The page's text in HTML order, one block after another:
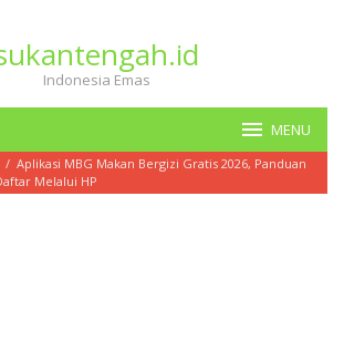
Indonesia Emas
MENU
/ Aplikasi MBG Makan Bergizi Gratis 2026, Panduan
Melalui HP